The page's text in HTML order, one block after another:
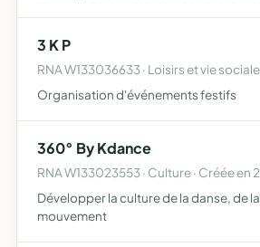
3 K P
RNA W133036633 · Loisirs et vie
Organisation d'événements festifs
360° By Kdance
RNA W133023553 · Culture · Créée en
Développer la culture de la danse, de
mouvement